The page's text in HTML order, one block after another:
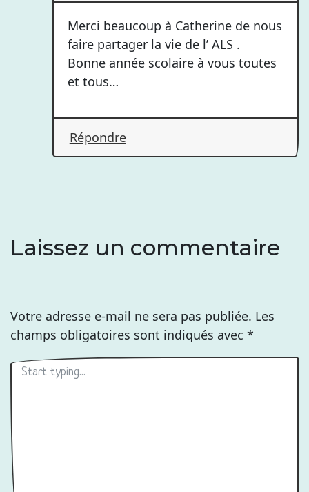
Merci beaucoup à Catherine de nous
faire partager la vie de l’ ALS .
Bonne année scolaire à vous toutes
et tous…
Répondre
Laissez un commentaire
Votre adresse e-mail ne sera pas publiée. Les
champs obligatoires sont indiqués avec *